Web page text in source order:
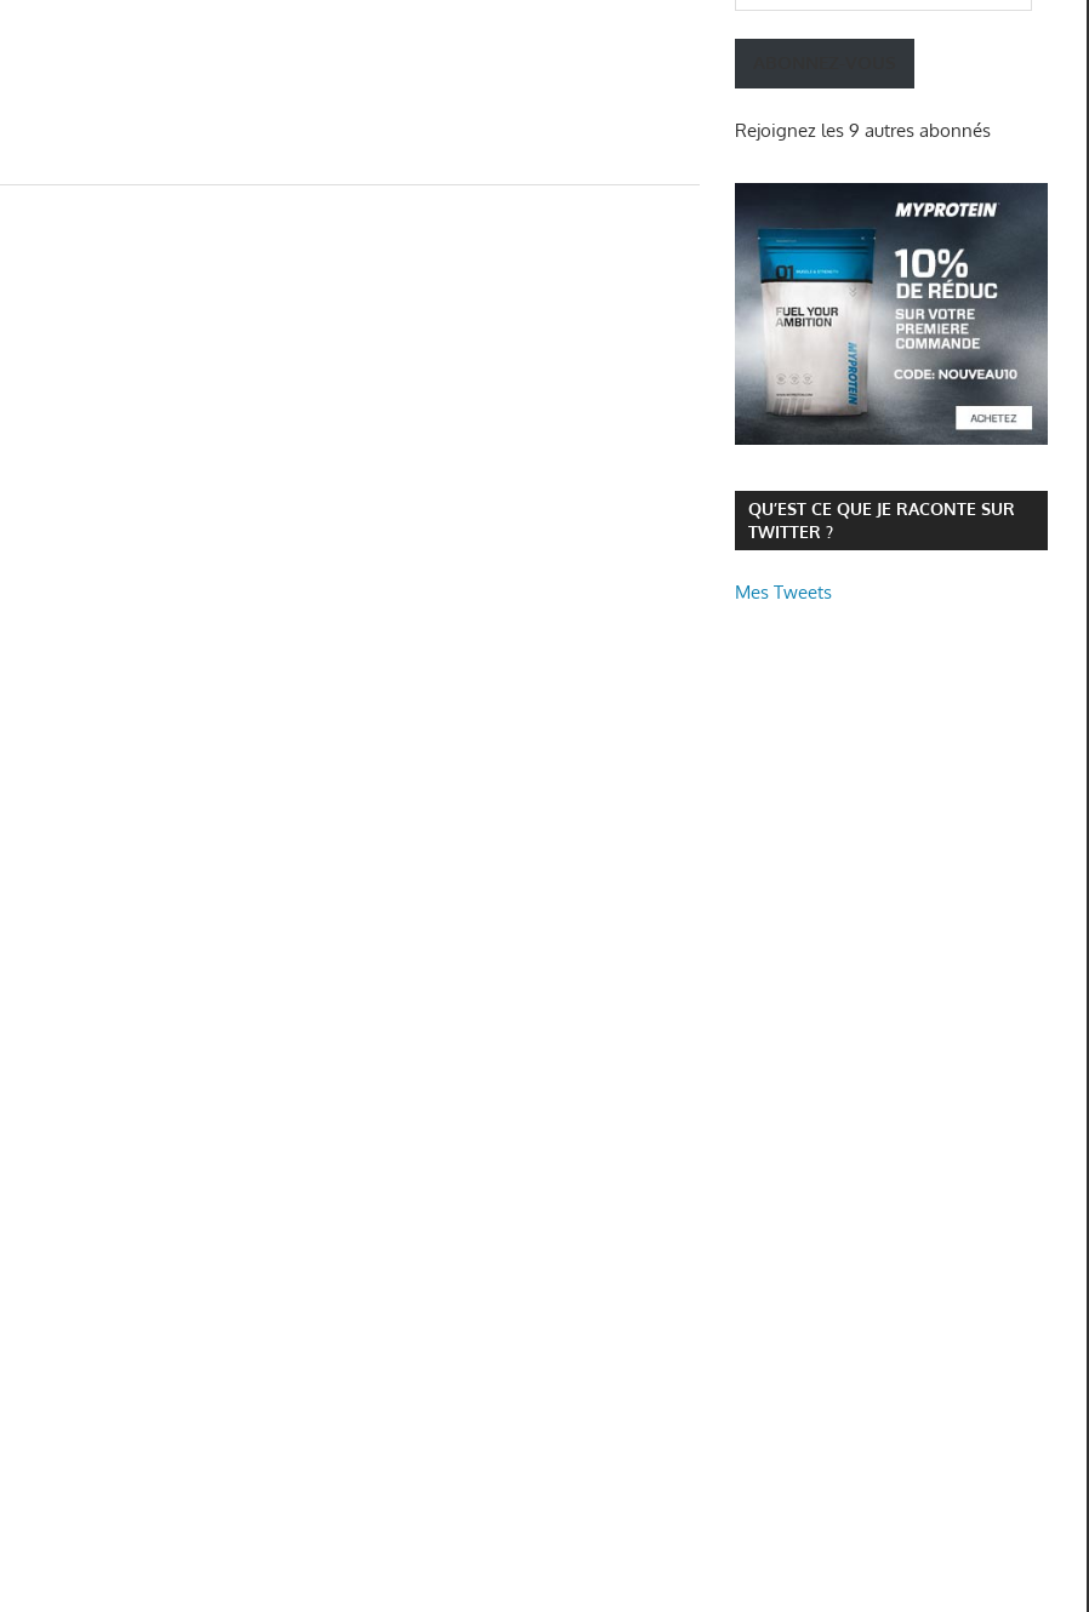
e-
mail
Rejoignez les 9 autres abonnés
QU’EST CE QUE JE RACONTE SUR
TWITTER ?
Mes Tweets